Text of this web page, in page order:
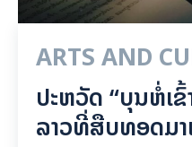
ARTS AND
ປະຫວັດ “ບຸນຫໍ່ເ
ລາວທີ່ສືບທອດມ